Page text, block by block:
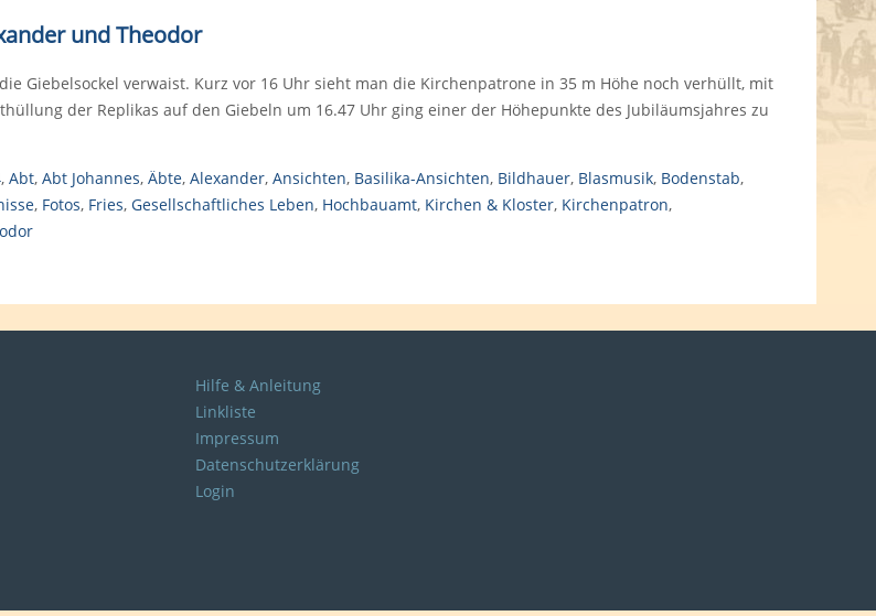
und Theodor
Giebelsockel verwaist. Kurz vor 16 Uhr sieht man die Kirchenpatrone in 35 m Höhe noch verhüllt, mit
der Replikas auf den Giebeln um 16.47 Uhr ging einer der Höhepunkte des Jubiläumsjahres zu
, Abt, Abt Johannes, Äbte, Alexander, Ansichten, Basilika-Ansichten, Bildhauer, Blasmusik, Bodenstab,
, Fotos, Fries, Gesellschaftliches Leben, Hochbauamt, Kirchen & Kloster, Kirchenpatron,
Hilfe & Anleitung
Linkliste
Impressum
Datenschutzerklärung
Login